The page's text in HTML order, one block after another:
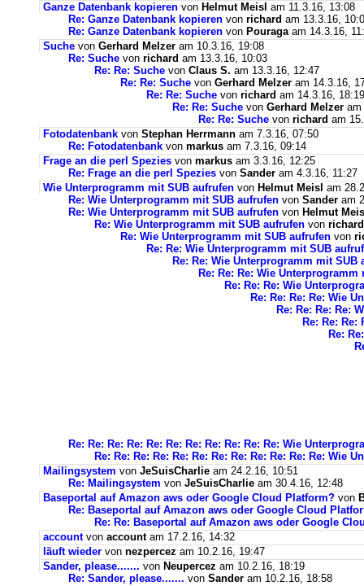
Ganze Datenbank kopieren von Helmut Meisl am 11.3.16, 13:08
Re: Ganze Datenbank kopieren von richard am 13.3.16,
Re: Ganze Datenbank kopieren von Pouragaam 14.3.16,
Suche von Gerhard Melzer am 10.3.16, 19:08
Re: Suche von richard am 13.3.16, 10:03
Re: Re: Suche von Claus S. am 13.3.16, 12:47
Re: Re: Suche von Gerhard Melzer am 14.3.16,
Re: Re: Suche von richard am 14.3.16, 18:19
Re: Re: Suche von Gerhard Melzer am
Re: Re: Suche von richard am
Fotodatenbank von Stephan Herrmann am 7.3.16, 07:50
Re: Fotodatenbank von markus am 7.3.16, 09:14
Frage an die perl Spezies von markus am 3.3.16, 12:25
Re: Frage an die perl Spezies von Sander am 4.3.16, 11:27
Wie Unterprogramm mit SUB aufrufen von Helmut Meisl am
Re: Wie Unterprogramm mit SUB aufrufen von Sander am
Re: Wie Unterprogramm mit SUB aufrufen von Helmut
Re: Wie Unterprogramm mit SUB aufrufen von richard
Re: Wie Unterprogramm mit SUB aufrufen von
Re: Re: Wie Unterprogramm mit SUB
Re: Re: Wie Unterprogramm mit SUB
Re: Re: Re: Wie
Re: Re: Re: Wie
Re: Re: Re: Re: Wie
Re: Re: Re: Re:
Re: Re:
Re:
Re: Re: Re: Re: Re: Re: Re: Re: Re: Re: Re: Wie
Re: Re: Re: Re: Re: Re: Re: Re: Re: Re: Re: Re: Wie
Mailingsystem von JeSuisCharlie am 24.2.16, 10:51
Re: Mailingsystem von JeSuisCharlie am 30.4.16, 12:48
Baseportal auf Amazon aws oder Google Cloud Platform? von
Re: Baseportal auf Amazon aws oder Google Cloud
Re: Re: Baseportal auf Amazon aws oder Google
accountvon accountam 17.2.16, 14:32
läuft wieder von nezpercez am 10.2.16, 19:47
Sander, please....... von Neupercez am 10.2.16, 18:19
Re: Sander, please....... von Sander am 10.2.16, 18:58